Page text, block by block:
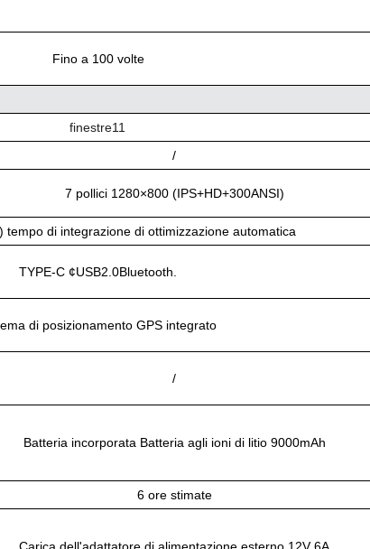
Fino a 100 volte
finestre11
/
7 pollici 1280×800 (IPS+HD+300ANSI)
tempo di integrazione di ottimizzazione automatica
TYPE-C ¢USB2.0Bluetooth.
di posizionamento GPS integrato
/
Batteria incorporata Batteria agli ioni di litio 9000mAh
6 ore stimate